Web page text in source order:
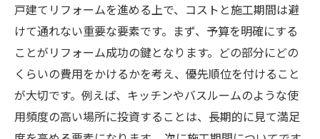
戸建てリフォームを進める上で、コストと施工期間は避
けて通れない重要な要素です。まず、予算を明確にする
ことがリフォーム成功の鍵となります。どの部分にどの
くらいの費用をかけるかを考え、優先順位を付けること
が大切です。例えば、キッチンやバスルームのような使
用頻度の高い場所に投資することは、長期的に見て満足